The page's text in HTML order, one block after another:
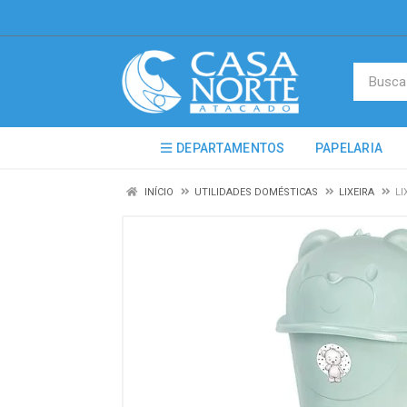
DEPARTAMENTOS PAPELARIA
INÍCIO UTILIDADES DOMÉSTICAS LIXEIRA